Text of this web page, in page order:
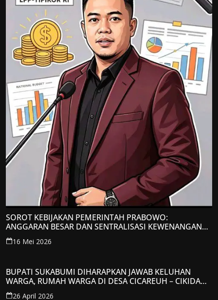
SOROT KEBIJAKAN PEMERINTAH PRABOWO:
ANGGARAN BESAR DAN SENTRALISASI KEWENANGAN
JADI PERHATIAN; LPP-TIPIKOR RI BERIKAN TANGGAPAN
KRITIS
16 Mei 2026
BUPATI SUKABUMI DIHARAPKAN JAWAB KELUHAN
WARGA, RUMAH WARGA DI DESA CICAREUH – CIKIDANG
DIAMBRUKAN
26 April 2026